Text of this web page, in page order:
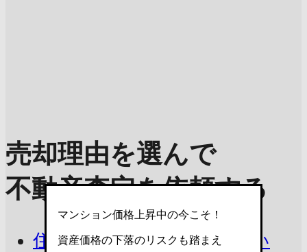
売却理由を選んで
不動産査定を依頼する
住み替えで今の家を売りたい
マンション価格上昇中の今こそ！
資産価格の下落のリスクも踏まえ